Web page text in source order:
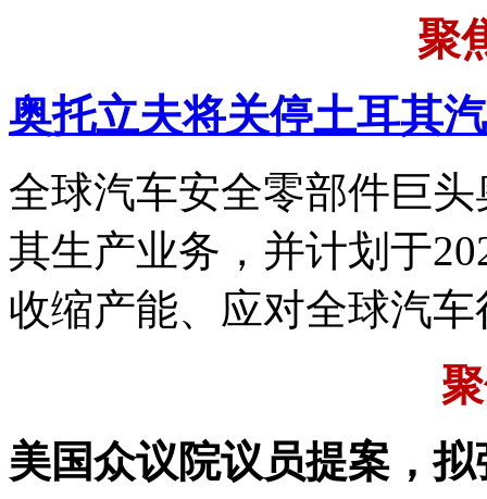
聚
奥托立夫将关停土耳其
全球汽车安全零部件巨
其生产业务，并计划于
收缩产能、应对全球汽
美国众议院议员提案，